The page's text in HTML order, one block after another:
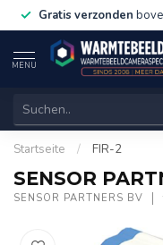
Gratis verzonden
MENU
Startseite / FIR-2
SENSOR
SENSOR PARTNERS BV